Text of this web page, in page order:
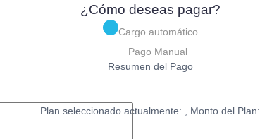
¿Cómo deseas pagar?
Cargo automático
Pago Manual
Resumen del Pago
Plan seleccionado actualmente: , Monto del Plan: